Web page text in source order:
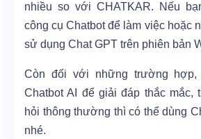
nhiều so với CHATKAR. Nếu
công cụ Chatbot để làm việc hoặc
sử dụng Chat GPT trên phiên bản
Còn đối với những trường hợp,
Chatbot AI để giải đáp thắc mắc,
hỏi thông thường thì có thể dùng
nhé.